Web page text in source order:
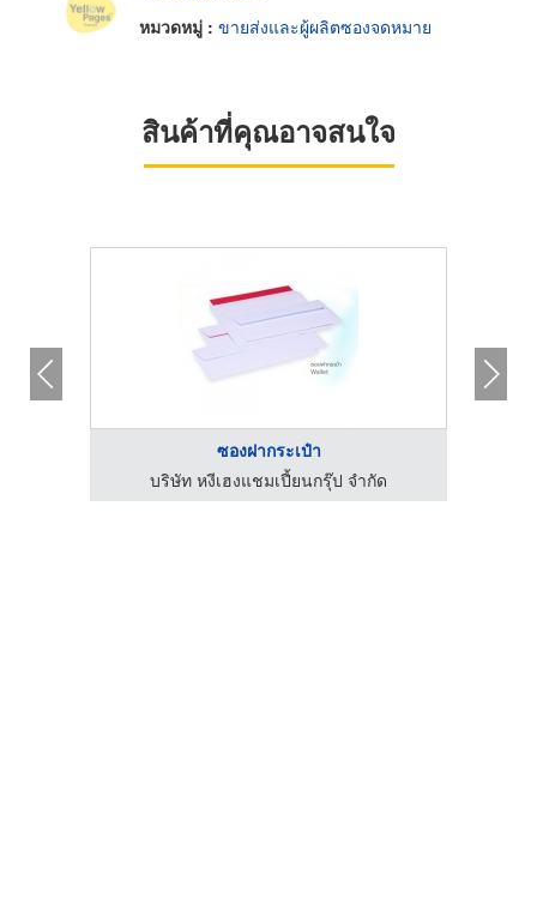
หมวดหมู่ : ขายส่งและผู้ผลิตซองจดหมาย
สินค้าที่คุณอาจสนใจ
ซองฝากระเป๋า
บริษัท หงีเฮงแชมเปี้ยนกรุ๊ป จำกัด